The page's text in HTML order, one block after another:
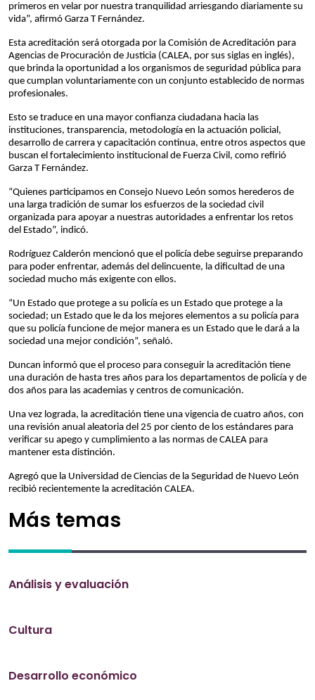
primeros en velar por nuestra tranquilidad arriesgando diariamente su
vida”, afirmó Garza T Fernández.
Esta acreditación será otorgada por la Comisión de Acreditación para
Agencias de Procuración de Justicia (CALEA, por sus siglas en inglés),
que brinda la oportunidad a los organismos de seguridad pública para
que cumplan voluntariamente con un conjunto establecido de normas
profesionales.
Esto se traduce en una mayor confianza ciudadana hacia las
instituciones, transparencia, metodología en la actuación policial,
desarrollo de carrera y capacitación continua, entre otros aspectos que
buscan el fortalecimiento institucional de Fuerza Civil, como refirió
Garza T Fernández.
“Quienes participamos en Consejo Nuevo León somos herederos de
una larga tradición de sumar los esfuerzos de la sociedad civil
organizada para apoyar a nuestras autoridades a enfrentar los retos
del Estado”, indicó.
Rodríguez Calderón mencionó que el policía debe seguirse preparando
para poder enfrentar, además del delincuente, la dificultad de una
sociedad mucho más exigente con ellos.
“Un Estado que protege a su policía es un Estado que protege a la
sociedad; un Estado que le da los mejores elementos a su policía para
que su policía funcione de mejor manera es un Estado que le dará a la
sociedad una mejor condición”, señaló.
Duncan informó que el proceso para conseguir la acreditación tiene
una duración de hasta tres años para los departamentos de policía y de
dos años para las academias y centros de comunicación.
Una vez lograda, la acreditación tiene una vigencia de cuatro años, con
una revisión anual aleatoria del 25 por ciento de los estándares para
verificar su apego y cumplimiento a las normas de CALEA para
mantener esta distinción.
Agregó que la Universidad de Ciencias de la Seguridad de Nuevo León
recibió recientemente la acreditación CALEA.
Más temas
Análisis y evaluación
Cultura
Desarrollo económico